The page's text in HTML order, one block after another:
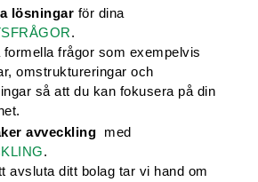
lösningar för dina
.
formella frågor som exempelvis
omstruktureringar och
så att du kan fokusera på din
avveckling med
.
avsluta ditt bolag tar vi hand om